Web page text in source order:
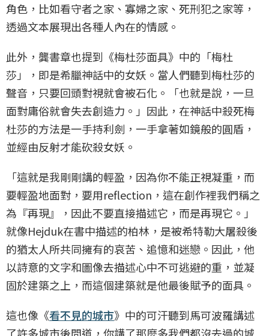
角色，比如看守者之家、寡婦之家、死刑犯之家等，
透過文本展現出各種人內在的情感。
此外，龔書章也提到《梅杜莎面具》中的「梅杜
莎」，即是希臘神話中的女妖。當人們聽到梅杜莎的
聲音，只要回頭對視就會被石化。「也就是說，一旦
面對庸俗就會失去創造力。」因此，在神話中殺死梅
杜莎的方法是一手持利劍，一手拿著如鏡般的圓盾，
並經由反射才能砍殺女妖。
「這就是我剛剛講的輕盈，因為你不能正視凝重，而
要輕盈地面對，要用reflection，這在創作裡我們稱之
為『再現』，因此不要直接描述它，而是再現它。」
就像Hejduk在書中描述的柏林，是被希特勒大屠殺後
的猶太人所共同擁有的哀苦、追憶和迷戀。因此，他
以詩意的文字和圖像去描述心中不可逃避的重，並凝
固於建築之上，而這個建築就是他最後賦予的面具。
這也像《看不見的城市》中的可汗聽到馬可波羅講述